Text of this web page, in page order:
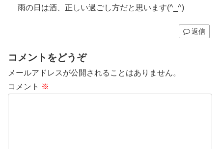
雨の日は酒、正しい過ごし方だと思います(^_^)
返信
コメントをどうぞ
メールアドレスが公開されることはありません。
コメント ※